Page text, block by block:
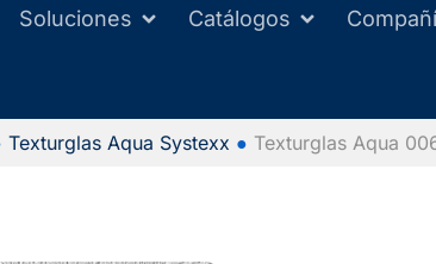
Soluciones Catálogos
Texturglas Aqua Systexx ● Texturglas Aqua